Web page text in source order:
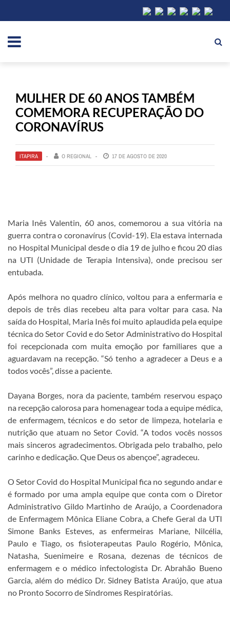
MULHER DE 60 ANOS TAMBÉM
COMEMORA RECUPERAÇÃO DO
CORONAVÍRUS
ITAPIRA O REGIONAL 17 DE AGOSTO DE 2020
Maria Inês Valentin, 60 anos, comemorou a sua vitória na
guerra contra o coronavírus (Covid-19). Ela estava internada
no Hospital Municipal desde o dia 19 de julho e ficou 20 dias
na UTI (Unidade de Terapia Intensiva), onde precisou ser
entubada.
Após melhora no quadro clínico, voltou para a enfermaria e
depois de três dias recebeu alta para voltar para casa. Na
saída do Hospital, Maria Inês foi muito aplaudida pela equipe
técnica do Setor Covid e do Setor Administrativo do Hospital
foi recepcionada com muita emoção por familiares que a
aguardavam na recepção. “Só tenho a agradecer a Deus e a
todos vocês”, disse a paciente.
Dayana Borges, nora da paciente, também reservou espaço
na recepção calorosa para homenagear toda a equipe médica,
de enfermagem, técnicos e do setor de limpeza, hotelaria e
nutrição que atuam no Setor Covid. “A todos vocês nossos
mais sinceros agradecimentos. Obrigada pelo trabalho, pelo
carinho e dedicação. Que Deus os abençoe”, agradeceu.
O Setor Covid do Hospital Municipal fica no segundo andar e
é formado por uma ampla equipe que conta com o Diretor
Administrativo Gildo Martinho de Araújo, a Coordenadora
de Enfermagem Mônica Eliane Cobra, a Chefe Geral da UTI
Simone Banks Esteves, as enfermeiras Mariane, Nilcélia,
Paulo e Tiago, os fisioterapeutas Paulo Rogério, Mônica,
Natasha, Suenimeire e Rosana, dezenas de técnicos de
enfermagem e o médico infectologista Dr. Abrahão Bueno
Garcia, além do médico Dr. Sidney Batista Araújo, que atua
no Pronto Socorro de Síndromes Respiratórias.